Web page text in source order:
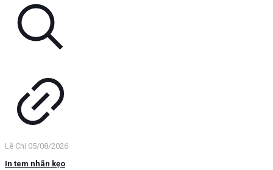
Lê Chi 05/08/2026
In tem nhãn kẹo